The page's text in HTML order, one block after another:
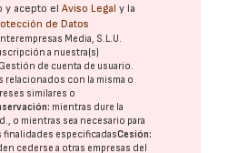
y acepto elAviso Legal y la
de Datos
Media, S.L.U.
a nuestra(s)
de cuenta de usuario.
relacionados con la misma o
similares o
mientras dure la
o mientras sea necesario para
finalidades especificadasCesión:
cederse a otras empresas del